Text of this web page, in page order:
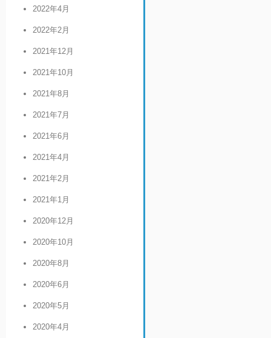
2022年4月
2022年2月
2021年12月
2021年10月
2021年8月
2021年7月
2021年6月
2021年4月
2021年2月
2021年1月
2020年12月
2020年10月
2020年8月
2020年6月
2020年5月
2020年4月